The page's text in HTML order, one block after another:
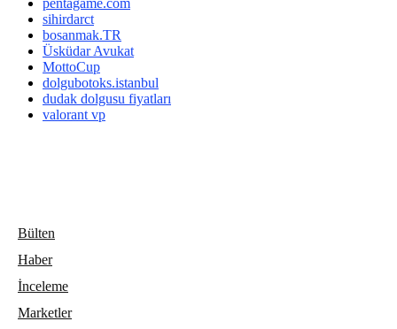
pentagame.com
sihirdarct
bosanmak.TR
Üsküdar Avukat
MottoCup
dolgubotoks.istanbul
dudak dolgusu fiyatları
valorant vp
Bülten
Haber
İnceleme
Marketler